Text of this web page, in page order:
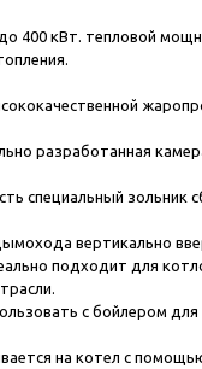
400 кВт. тепловой
разработанная
специальный зольник
вертикально
подходит для
с бойлером для
на котел с